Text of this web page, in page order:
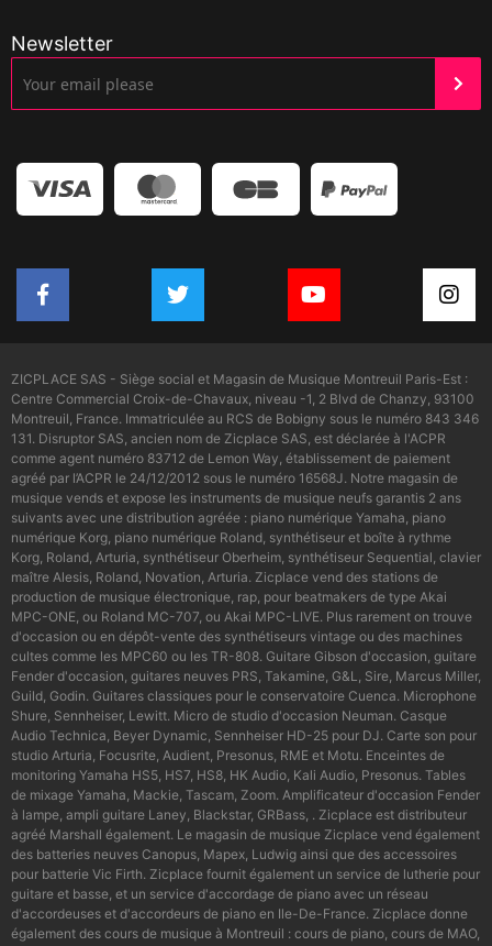
Newsletter
ZICPLACE SAS - Siège social et Magasin de Musique Montreuil Paris-Est :
Centre Commercial Croix-de-Chavaux, niveau -1, 2 Blvd de Chanzy, 93100
Montreuil, France. Immatriculée au RCS de Bobigny sous le numéro 843 346
131. Disruptor SAS, ancien nom de Zicplace SAS, est déclarée à l'ACPR
comme agent numéro 83712 de Lemon Way, établissement de paiement
agréé par l’ACPR le 24/12/2012 sous le numéro 16568J. Notre magasin de
musique vends et expose les instruments de musique neufs garantis 2 ans
suivants avec une distribution agréée : piano numérique Yamaha, piano
numérique Korg, piano numérique Roland, synthétiseur et boîte à rythme
Korg, Roland, Arturia, synthétiseur Oberheim, synthétiseur Sequential, clavier
maître Alesis, Roland, Novation, Arturia. Zicplace vend des stations de
production de musique électronique, rap, pour beatmakers de type Akai
MPC-ONE, ou Roland MC-707, ou Akai MPC-LIVE. Plus rarement on trouve
d'occasion ou en dépôt-vente des synthétiseurs vintage ou des machines
cultes comme les MPC60 ou les TR-808. Guitare Gibson d'occasion, guitare
Fender d'occasion, guitares neuves PRS, Takamine, G&L, Sire, Marcus Miller,
Guild, Godin. Guitares classiques pour le conservatoire Cuenca. Microphone
Shure, Sennheiser, Lewitt. Micro de studio d'occasion Neuman. Casque
Audio Technica, Beyer Dynamic, Sennheiser HD-25 pour DJ. Carte son pour
studio Arturia, Focusrite, Audient, Presonus, RME et Motu. Enceintes de
monitoring Yamaha HS5, HS7, HS8, HK Audio, Kali Audio, Presonus. Tables
de mixage Yamaha, Mackie, Tascam, Zoom. Amplificateur d'occasion Fender
à lampe, ampli guitare Laney, Blackstar, GRBass, . Zicplace est distributeur
agréé Marshall également. Le magasin de musique Zicplace vend également
des batteries neuves Canopus, Mapex, Ludwig ainsi que des accessoires
pour batterie Vic Firth. Zicplace fournit également un service de lutherie pour
guitare et basse, et un service d'accordage de piano avec un réseau
d'accordeuses et d'accordeurs de piano en Ile-De-France. Zicplace donne
également des cours de musique à Montreuil : cours de piano, cours de MAO,